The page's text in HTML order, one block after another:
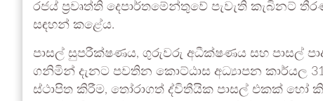
රජය් ප්‍රවෘත්ති දෙපාර්තමේන්තුවේ පැවැති කැබිනට්
සඳහන් කළේය.
පාසල් සුපරීක්ෂණය, ගුරුවරු අධීක්ෂණය සහ පාසල්
ගනිමින් දැනට පවතින කොට්ඨාස අධ්‍යාපන කාර්යල
ස්ථාපිත කිරීම, තෝරාගත් ද්විතීයික පාසල් එකක් හෝ